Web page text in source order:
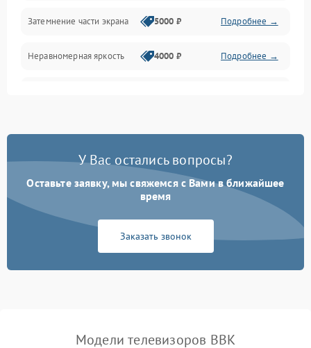
Механические повреждения
Программное обеспечение
Сеть и подключения
Аудио
Сетевая
Затемнение части экрана 5000 ₽ Подробнее →
Неравномерная яркость 4000 ₽ Подробнее →
У Вас остались вопросы?
Оставьте заявку, мы свяжемся с Вами в ближайшее
время
Заказать звонок
Модели телевизоров BBK